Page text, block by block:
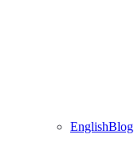
EnglishBlog